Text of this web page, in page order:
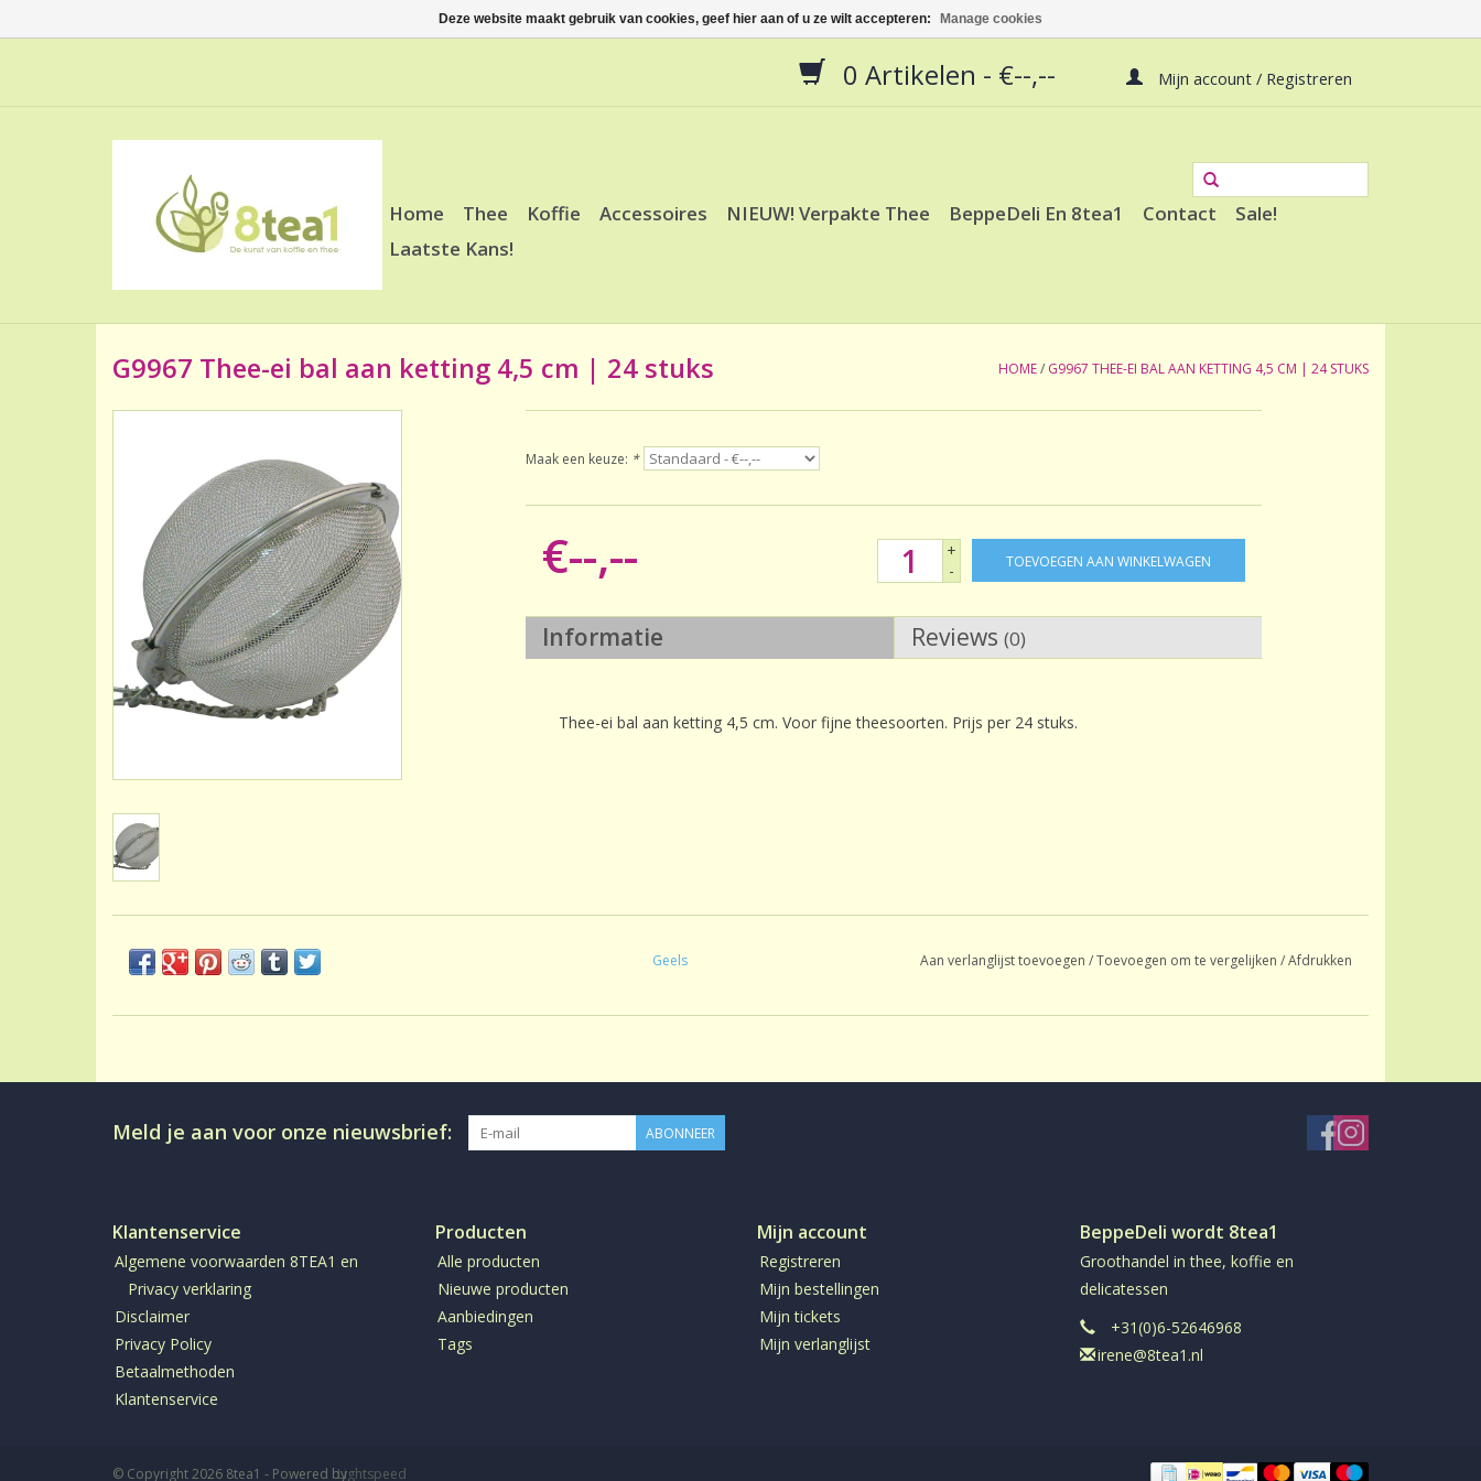
0 Artikelen - €--,-- Mijn account / Registreren
Home Thee Koffie Accessoires NIEUW! Verpakte Thee BeppeDeli En 8tea1 Contact
Sale!
Laatste Kans!
G9967 Thee-ei bal aan ketting 4,5 cm | 24 stuks HOME/ G9967 THEE-EI BAL AAN KETTING 4,5 CM | 24 STUKS
Maak een keuze: *
€--,--
+
-
TOEVOEGEN AAN WINKELWAGEN
Informatie Reviews (0)
Thee-ei bal aan ketting 4,5 cm. Voor fijne theesoorten. Prijs per 24 stuks.
Geels Aan verlanglijst toevoegen /Toevoegen om te vergelijken /Afdrukken
Meld je aan voor onze nieuwsbrief: ABONNEER
Klantenservice
Algemene voorwaarden 8TEA1 en
Privacy verklaring
Disclaimer
Privacy Policy
Betaalmethoden
Klantenservice
Producten
Alle producten
Nieuwe producten
Aanbiedingen
Tags
Mijn account
Registreren
Mijn bestellingen
Mijn tickets
Mijn verlanglijst
BeppeDeli wordt 8tea1
Groothandel in thee, koffie en
delicatessen
+31(0)6-52646968
irene@8tea1.nl
© Copyright 2026 8tea1 - Powered byLightspeed
Deze website maakt gebruik van cookies, geef hier aan of u ze wilt accepteren: Manage cookies